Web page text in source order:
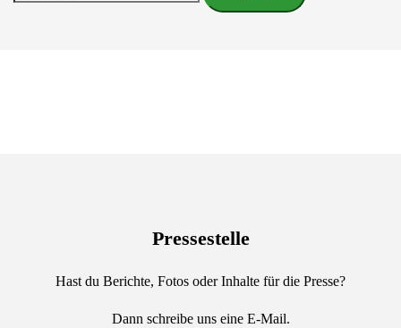
Pressestelle
Hast du Berichte, Fotos oder Inhalte für die Presse?
Dann schreibe uns eine E-Mail.